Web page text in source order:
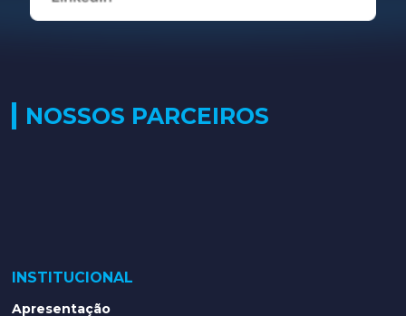
NOSSOS PARCEIROS
INSTITUCIONAL
Apresentação